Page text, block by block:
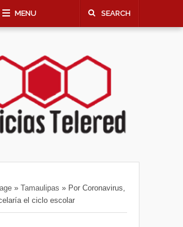
MENU SEARCH
» Tamaulipas » Por Coronavirus,
el ciclo escolar